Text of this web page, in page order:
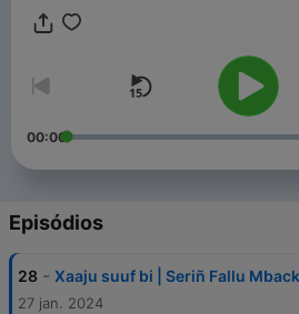
00:00
Episódios
28 - Xaaju suuf bi | Seriñ Fallu
27 jan. 2024